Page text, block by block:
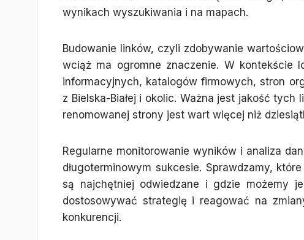
wynikach wyszukiwania i na mapach.
Budowanie linków, czyli zdobywanie
wciąż ma ogromne znaczenie. W
informacyjnych, katalogów firmowych, stron
z Bielska-Białej i okolic. Ważna jest jakość
renomowanej strony jest wart więcej niż
Regularne monitorowanie wyników i analiza
długoterminowym sukcesie. Sprawdzamy,
są najchętniej odwiedzane i gdzie możemy
dostosowywać strategię i reagować na
konkurencji.